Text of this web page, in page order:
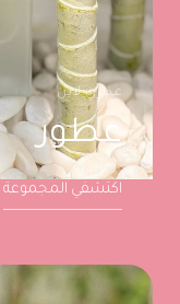
عذاري لاين
عطور
اكتشفي المجموعة